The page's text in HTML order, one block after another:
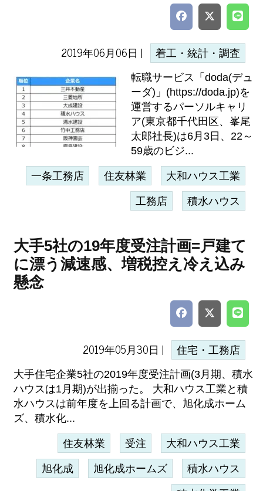
2019年06月06日 | 着工・統計・調査
転職サービス「doda(デュ
ーダ)」(https://doda.jp)を
運営するパーソルキャリ
ア(東京都千代田区、峯尾
太郎社長)は6月3日、22～
59歳のビジ...
一条工務店 住友林業 大和ハウス工業
工務店 積水ハウス
大手5社の19年度受注計画=戸建て
に漂う減速感、増税控え冷え込み
懸念
2019年05月30日 | 住宅・工務店
大手住宅企業5社の2019年度受注計画(3月期、積水
ハウスは1月期)が出揃った。 大和ハウス工業と積
水ハウスは前年度を上回る計画で、旭化成ホーム
ズ、積水化...
住友林業 受注 大和ハウス工業
旭化成 旭化成ホームズ 積水ハウス